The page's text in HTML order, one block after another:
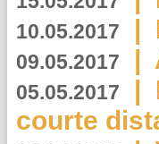
10.05.2017 |
09.05.2017 |
05.05.2017 |
courte